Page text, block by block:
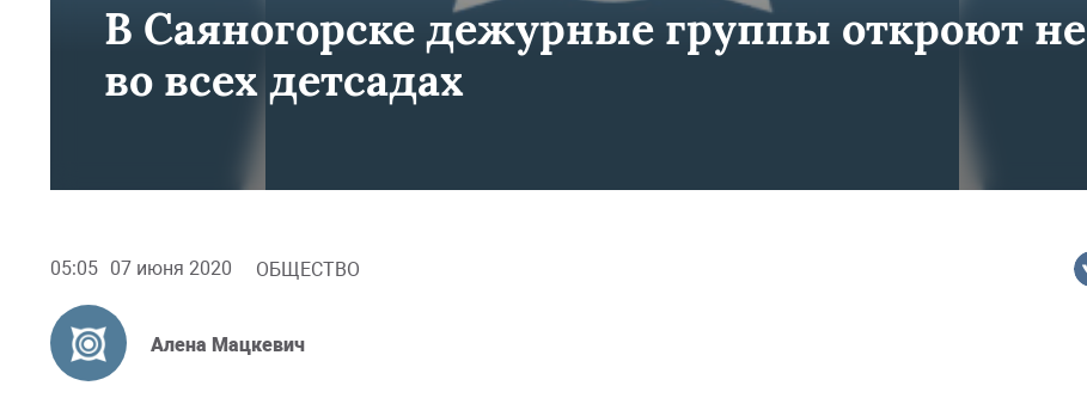
В Саяногорске дежурные группы откроют не
во всех детсадах
05:05 07 июня 2020 ОБЩЕСТВО
Алена Мацкевич